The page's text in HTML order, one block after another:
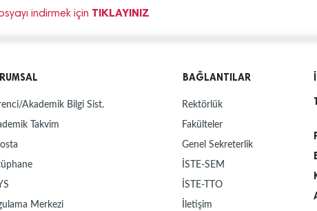
indirmek için TIKLAYINIZ
Akademik Bilgi Sist.
Takvim
Merkezi
BAĞLANTILAR
Rektörlük
Fakülteler
Genel Sekreterlik
İSTE-SEM
İSTE-TTO
İletişim